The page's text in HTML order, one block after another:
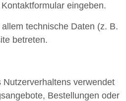
eingeben.
technische Daten (z. B.
betreten.
verwendet
Bestellungen oder